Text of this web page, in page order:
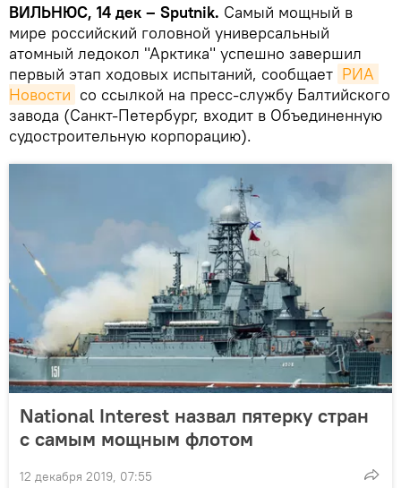
ВИЛЬНЮС, 14 дек – Sputnik. Самый мощный в
мире российский головной универсальный
атомный ледокол "Арктика" успешно завершил
первый этап ходовых испытаний, сообщает РИА
Новости со ссылкой на пресс-службу Балтийского
завода (Санкт-Петербург, входит в Объединенную
судостроительную корпорацию).
National Interest назвал пятерку стран
с самым мощным флотом
12 декабря 2019, 07:55